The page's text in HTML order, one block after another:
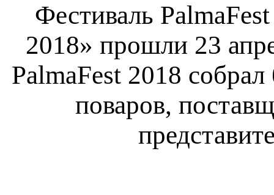
Фестиваль
2018» прошли 23
PalmaFest 2018
поваров,